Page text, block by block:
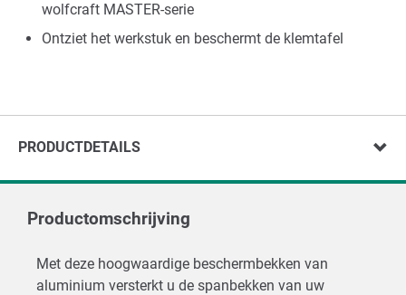
wolfcraft MASTER-serie
Ontziet het werkstuk en beschermt de klemtafel
PRODUCTDETAILS
Productomschrijving
Met deze hoogwaardige beschermbekken van
aluminium versterkt u de spanbekken van uw